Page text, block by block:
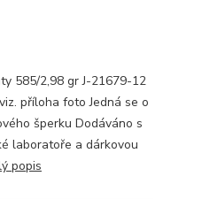
585/2,98 gr J-21679-12
příloha foto Jedná se o
šperku Dodáváno s
laboratoře a dárkovou
popis